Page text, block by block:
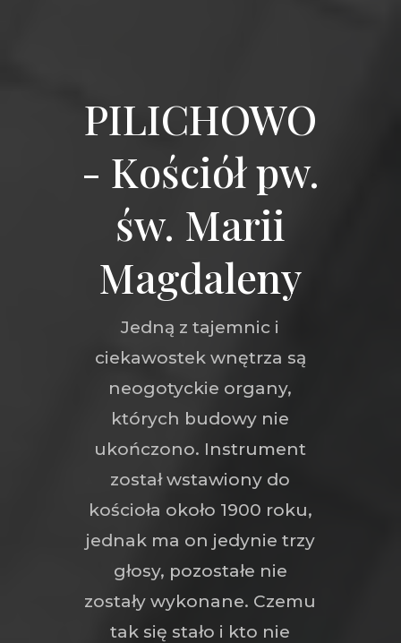
PILICHOWO
- Kościół pw.
św. Marii
Magdaleny
Jedną z tajemnic i
ciekawostek wnętrza są
neogotyckie organy,
których budowy nie
ukończono. Instrument
został wstawiony do
kościoła około 1900 roku,
jednak ma on jedynie trzy
głosy, pozostałe nie
zostały wykonane. Czemu
tak się stało i kto nie